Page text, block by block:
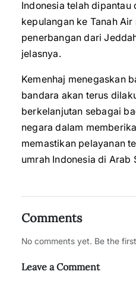
Indonesia telah dipantau
kepulangan ke Tanah
penerbangan dari
jelasnya.
Kemenhaj menegaskan
bandara akan terus
berkelanjutan sebagai
negara dalam
memastikan pelayanan
umrah Indonesia di Arab
Comments
No comments yet. Be the
Leave a Comment